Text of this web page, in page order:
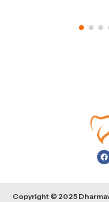
Copyright © 2025